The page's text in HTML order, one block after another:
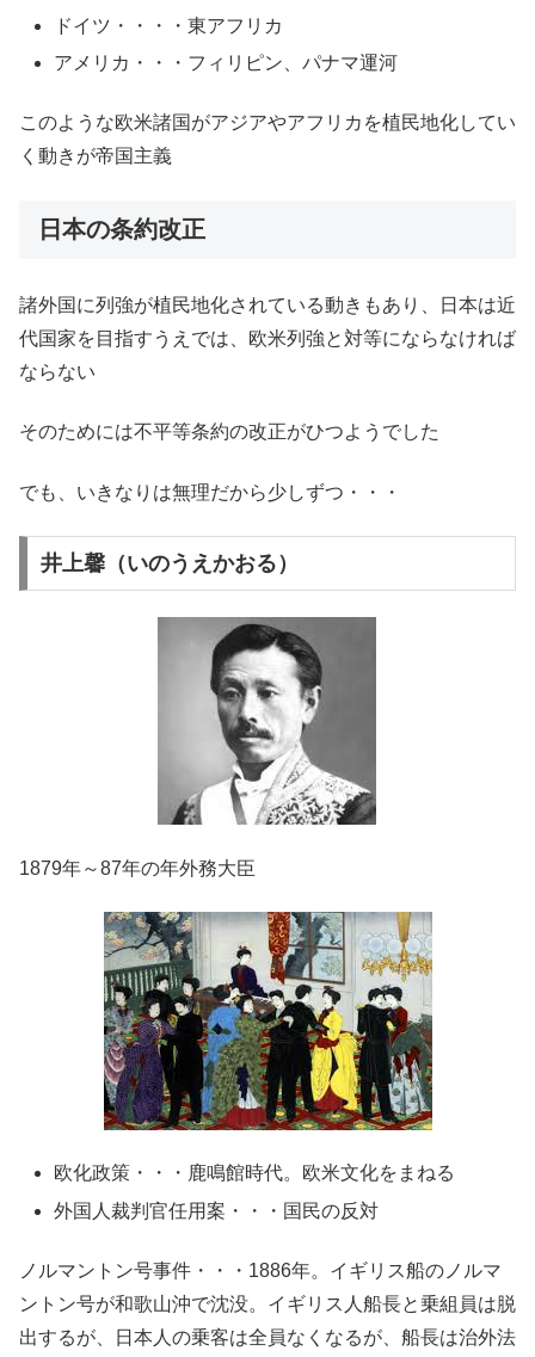
ドイツ・・・・東アフリカ
アメリカ・・・フィリピン、パナマ運河
このような欧米諸国がアジアやアフリカを植民地化してい
く動きが帝国主義
日本の条約改正
諸外国に列強が植民地化されている動きもあり、日本は近
代国家を目指すうえでは、欧米列強と対等にならなければ
ならない
そのためには不平等条約の改正がひつようでした
でも、いきなりは無理だから少しずつ・・・
井上馨（いのうえかおる）
1879年～87年の年外務大臣
欧化政策・・・鹿鳴館時代。欧米文化をまねる
外国人裁判官任用案・・・国民の反対
ノルマントン号事件・・・1886年。イギリス船のノルマ
ントン号が和歌山沖で沈没。イギリス人船長と乗組員は脱
出するが、日本人の乗客は全員なくなるが、船長は治外法